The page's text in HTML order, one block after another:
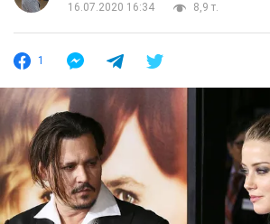
16.07.2020 16:34
8,9 т.
1